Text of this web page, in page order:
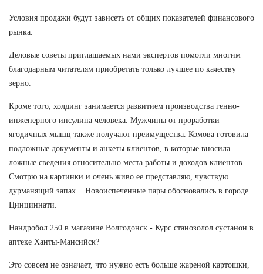
Условия продажи будут зависеть от общих показателей финансового
рынка.
Деловые советы приглашаемых нами экспертов помогли многим
благодарным читателям приобретать только лучшее по качеству
зерно.
Кроме того, холдинг занимается развитием производства генно-
инженерного инсулина человека. Мужчины от проработки
ягодичных мышц также получают преимущества. Комова готовила
подложные документы и анкеты клиентов, в которые вносила
ложные сведения относительно места работы и доходов клиентов.
Смотрю на картинки и очень живо ее представляю, чувствую
дурманящий запах... Новоиспеченные пары обосновались в городе
Цинциннати.
Нандробол 250 в магазине Волгодонск - Курс станозолол сустанон в
аптеке Ханты-Мансийск?
Это совсем не означает, что нужно есть больше жареной картошки,